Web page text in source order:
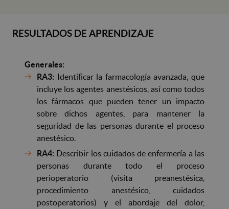
RESULTADOS DE APRENDIZAJE
Generales:
RA3: Identificar la farmacología avanzada, que
incluye los agentes anestésicos, así como todos
los fármacos que pueden tener un impacto
sobre dichos agentes, para mantener la
seguridad de las personas durante el proceso
anestésico.
RA4: Describir los cuidados de enfermería a las
personas durante todo el proceso
perioperatorio (visita preanestésica,
procedimiento anestésico, cuidados
postoperatorios) y el abordaje del dolor,